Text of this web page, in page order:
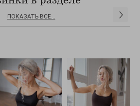
ПОКАЗАТЬ ВСЕ...